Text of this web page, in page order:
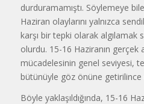
durduramamıştı. Söylemeye
Haziran olaylarını yalnızca
karşı bir tepki olarak algılamak
olurdu. 15-16 Haziranın gerçek
mücadelesinin genel seviyesi,
bütünüyle göz önüne
Böyle yaklaşıldığında, 15-16